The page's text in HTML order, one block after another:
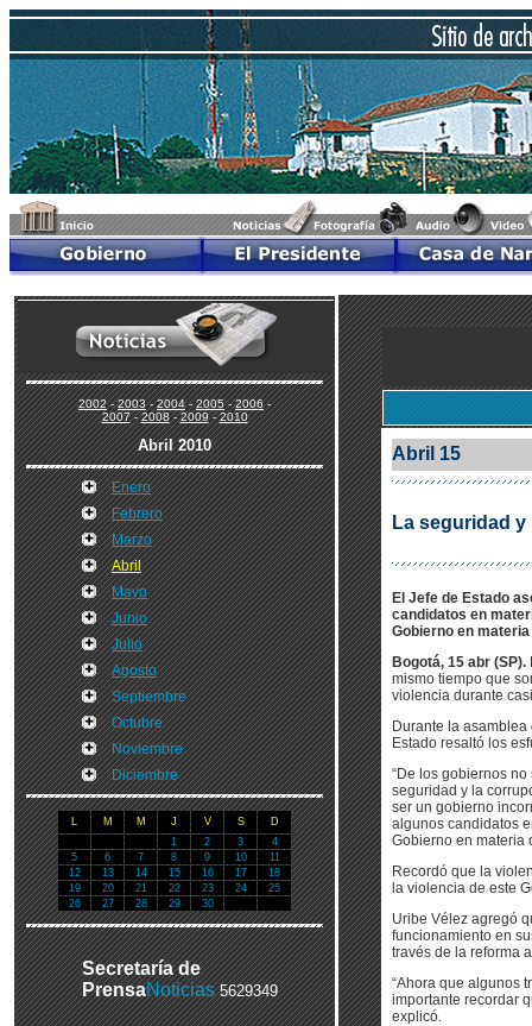
2002-2003-2004-2005-2006-
2007-2008-2009-2010
Abril 2010
Enero
Febrero
Marzo
Abril
Mayo
Junio
Julio
Agosto
Septiembre
Octubre
Noviembre
Diciembre
L M M J V S
D
1
2 3
4
5
6 7 8 9 10
11
12
13 14 15 16 17
18
19
20 21 22 23 24
25
26
27 28 29 30
Secretaría de
PrensaNoticias 5629349
Abril 15
La seguridad
El Jefe de Estado
candidatos en
Gobierno en
Bogotá, 15 abr (SP).
mismo tiempo que
violencia durante
Durante la
Estado resaltó los
“De los gobiernos
seguridad y la
ser un gobierno
algunos candidatos
Gobierno en materia
Recordó que la
la violencia de este
Uribe Vélez agregó
funcionamiento en
través de la reforma
“Ahora que algunos
importante recordar
explicó.